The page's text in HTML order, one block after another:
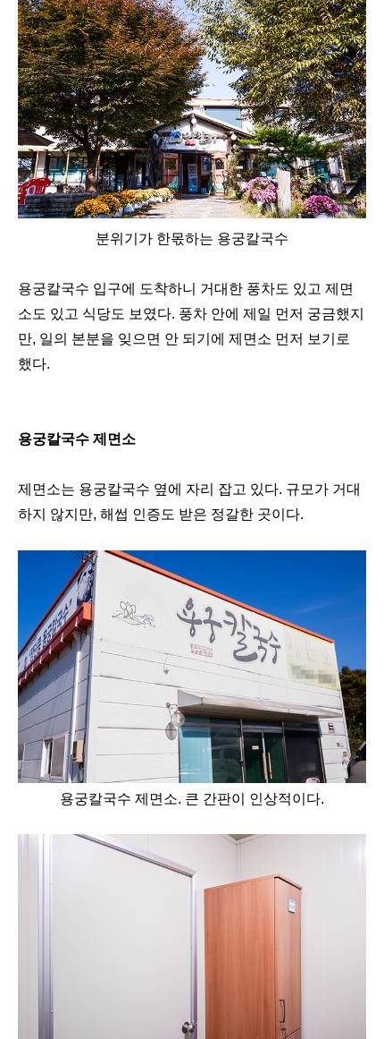
분위기가 한몫하는 용궁칼국수
용궁칼국수 입구에 도착하니 거대한 풍차도 있고 제면
소도 있고 식당도 보였다. 풍차 안에 제일 먼저 궁금했지
만, 일의 본분을 잊으면 안 되기에 제면소 먼저 보기로
했다.
용궁칼국수 제면소
제면소는 용궁칼국수 옆에 자리 잡고 있다. 규모가 거대
하지 않지만, 해썹 인증도 받은 정갈한 곳이다.
용궁칼국수 제면소. 큰 간판이 인상적이다.